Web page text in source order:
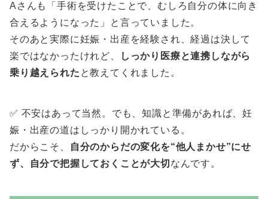
Aさんも「手術を受けたことで、むしろ自分の体に向き
合えるようになった」と言っていました。
そのあと実際に妊娠・出産を経験され、経過は決して
楽ではなかったけれど、
しっかり医療と連携しながら
乗り越えられた と教えてくれました。
✅ 不安はあって当然。でも、知識と準備があれば、妊
娠・出産の道はしっかり開かれている。
だからこそ、
自分のからだの変化を“他人まかせ”にせ
ず、自分で把握しておくことが大切 なんです。